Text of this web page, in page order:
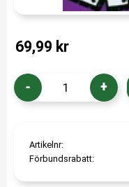
69,99 kr
+
-
Artikelnr
Förbundsrabatt